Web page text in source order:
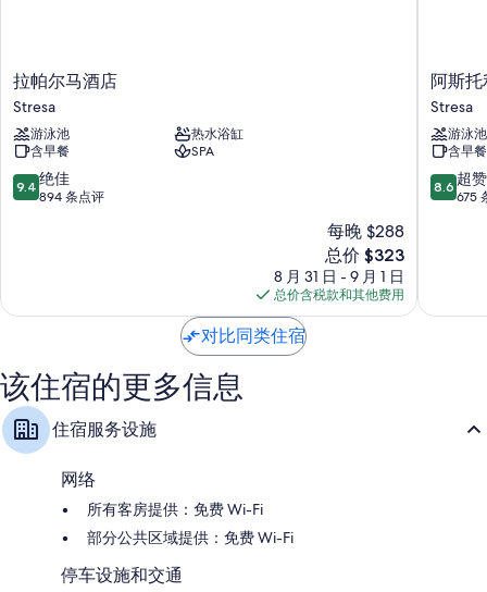
平板电视，带卫星频道
衣柜/壁橱、暖气和每日客房清洁服务
拉
帕
尔
马
酒
店
Stresa
拉帕尔马酒店
Stresa
游泳池
热水浴缸
含早餐
SPA
9.4
分，
894
评
9.4 绝佳
894 条点评
每晚 $288
新
价
格
$323
总价 $323
8 月 31 日 - 9 月 1 日
总价含税款和其他费用
阿
斯
托
利
亚
酒
店
阿斯
Stresa
游泳池
含早餐
8.6
分，
675
8.6 超赞
675
对比同类住宿
该住宿的更多信息
住宿服务设施
网络
所有客房提供：免费 Wi-Fi
部分公共区域提供：免费 Wi-Fi
停车设施和交通